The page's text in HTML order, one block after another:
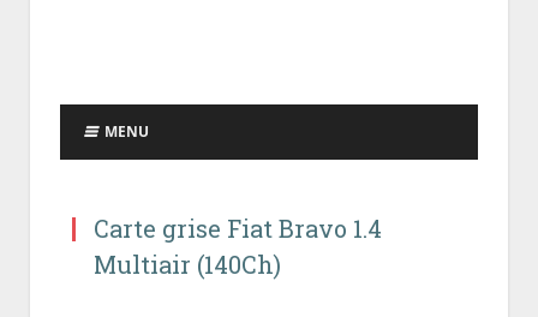
MENU
Carte grise Fiat Bravo 1.4
Multiair (140Ch)